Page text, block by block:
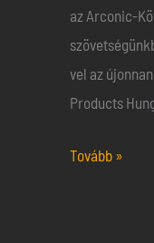
az Arconic-
vel az
Products
Tovább »